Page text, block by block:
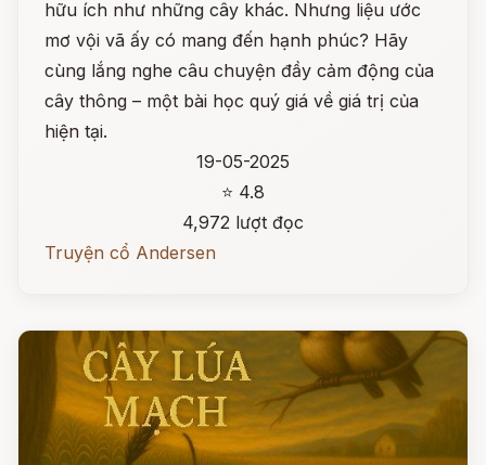
hữu ích như những cây khác. Nhưng liệu ước
mơ vội vã ấy có mang đến hạnh phúc? Hãy
cùng lắng nghe câu chuyện đầy cảm động của
cây thông – một bài học quý giá về giá trị của
hiện tại.
19-05-2025
⭐ 4.8
4,972 lượt đọc
Truyện cổ Andersen